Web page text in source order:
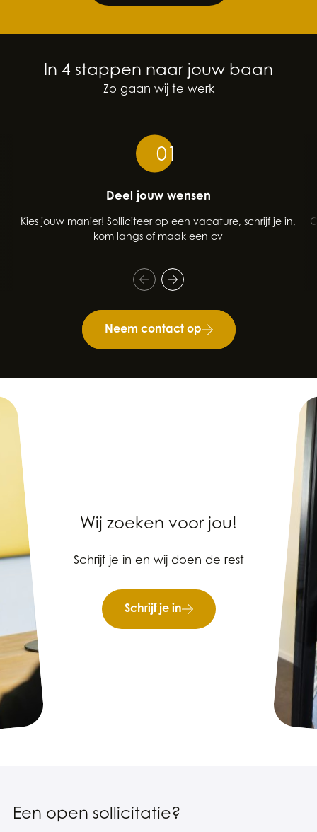
In 4 stappen naar jouw baan
Zo gaan wij te werk
01
Deel jouw wensen
Kies jouw manier! Solliciteer op een vacature, schrijf je in,
kom langs of maak een cv
Neem contact op
Wij zoeken voor jou!
Schrijf je in en wij doen de rest
Schrijf je in
Een open sollicitatie?